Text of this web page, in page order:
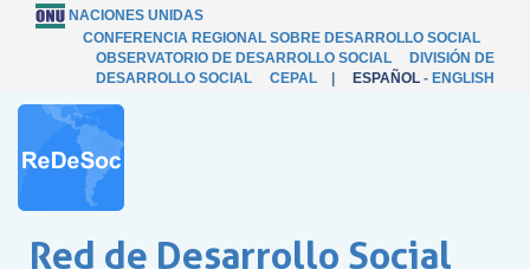
NACIONES UNIDAS
CONFERENCIA REGIONAL SOBRE DESARROLLO SOCIAL
OBSERVATORIO DE DESARROLLO SOCIAL
DIVISIÓN DE
DESARROLLO SOCIAL
CEPAL ESPAÑOL - ENGLISH
Red de Desarrollo Social